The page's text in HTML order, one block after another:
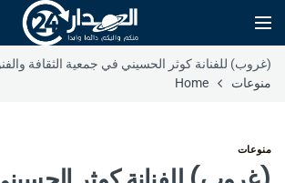
(غروب) للفنانة كوثر الحسيني في جمعية الثقافة
منوعات
Home
منوعات